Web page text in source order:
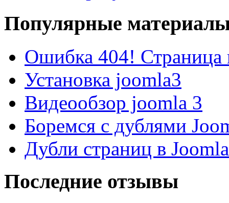
Популярные
Ошибка 404! Страница
Установка joomla3
Видеообзор joomla 3
Боремся с дублями
Дубли страниц в
Последние отзывы